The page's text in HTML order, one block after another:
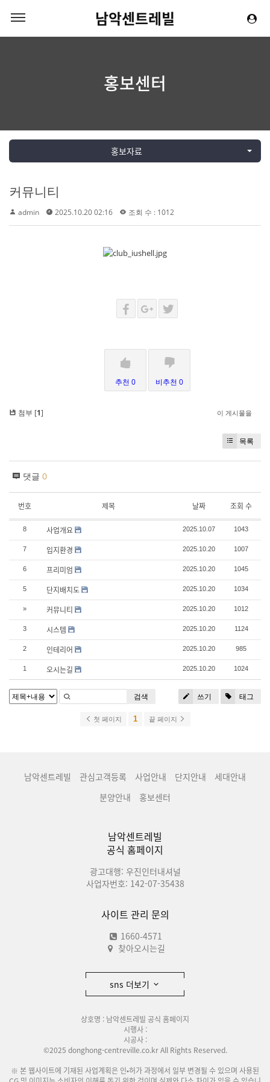
남악센트레빌
홍보센터
홍보자료
커뮤니티
admin 2025.10.20 02:16 조회 수 : 1012
추천 0 비추천 0
첨부 [1] 이 게시물을
목록
댓글 0
번호 제목 날짜 조회 수
8 사업개요 2025.10.07 1043
7 입지환경 2025.10.20 1007
6 프리미엄 2025.10.20 1045
5 단지배치도 2025.10.20 1034
» 커뮤니티 2025.10.20 1012
3 시스템 2025.10.20 1124
2 인테리어 2025.10.20 985
1 오시는길 2025.10.20 1024
쓰기 태그
검색
첫 페이지 1 끝 페이지
남악센트레빌 관심고객등록 사업안내 단지안내
세대안내
분양안내
홍보센터
남악센트레빌
공식 홈페이지
광고대행: 우진인터내셔널
사업자번호: 142-07-35438
사이트 관리 문의
1660-4571
찾아오시는길
sns 더보기
상호명 : 남악센트레빌 공식 홈페이지
시행사 :
시공사 :
©2025 donghong-centreville.co.kr All Rights Reserved.
※ 본 웹사이트에 기재된 사업계획은 인•허가 과정에서 일부 변경될 수 있으며 사용된